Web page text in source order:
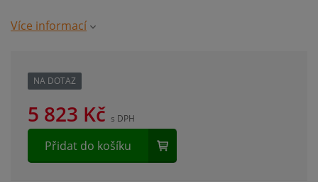
Více informací
NA DOTAZ
5 823 Kč s DPH
Přidat do košíku